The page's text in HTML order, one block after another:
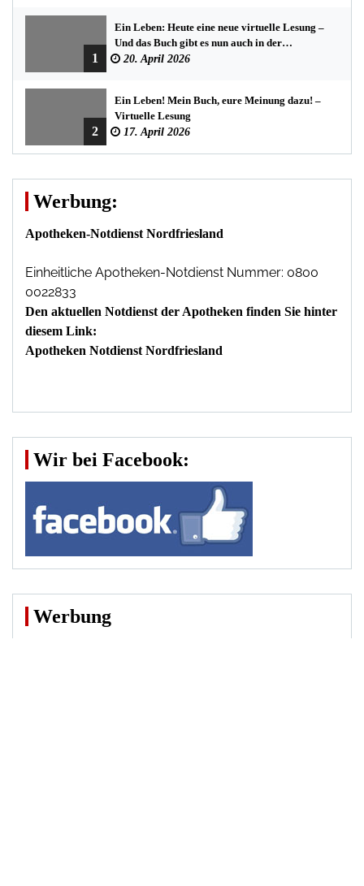
1
Ein Leben: Heute eine neue virtuelle Lesung –
Und das Buch gibt es nun auch in der
Bredstedter Stadtbuchhandlung
20. April 2026
2
Ein Leben! Mein Buch, eure Meinung dazu! –
Virtuelle Lesung
17. April 2026
Werbung:
Apotheken-Notdienst Nordfriesland
Einheitliche Apotheken-Notdienst Nummer: 0800
0022833
Den aktuellen Notdienst der Apotheken finden Sie hinter
diesem Link:
Apotheken Notdienst Nordfriesland
Wir bei Facebook:
Werbung